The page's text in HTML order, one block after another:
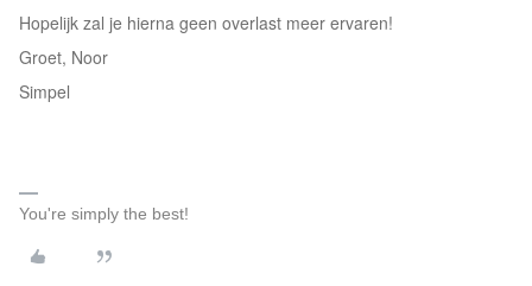
Hopelijk zal je hierna geen overlast meer ervaren!
Groet, Noor
Simpel
You're simply the best!